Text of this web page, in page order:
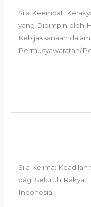
Sila Keempat:
yang Dipimpin oleh
Kebijaksanaan dalam
Permusyawaratan/
Sila Kelima: Keadilan
bagi Seluruh Rakyat
Indonesia